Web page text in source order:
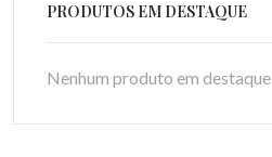
PRODUTOS EM DESTAQUE
Nenhum produto em destaque